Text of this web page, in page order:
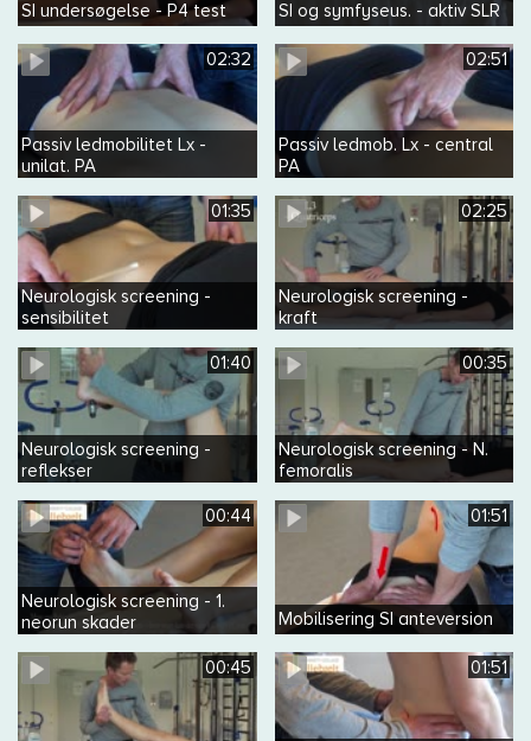
SI undersøgelse - P4 test SI og symfyseus. - aktiv SLR
02:32
Passiv ledmobilitet Lx -
unilat. PA
02:51
Passiv ledmob. Lx - central
PA
01:35
Neurologisk screening -
sensibilitet
02:25
Neurologisk screening -
kraft
01:40
Neurologisk screening -
reflekser
00:35
Neurologisk screening - N.
femoralis
00:44
Neurologisk screening - 1.
neorun skader
01:51
Mobilisering SI anteversion
00:45 01:51